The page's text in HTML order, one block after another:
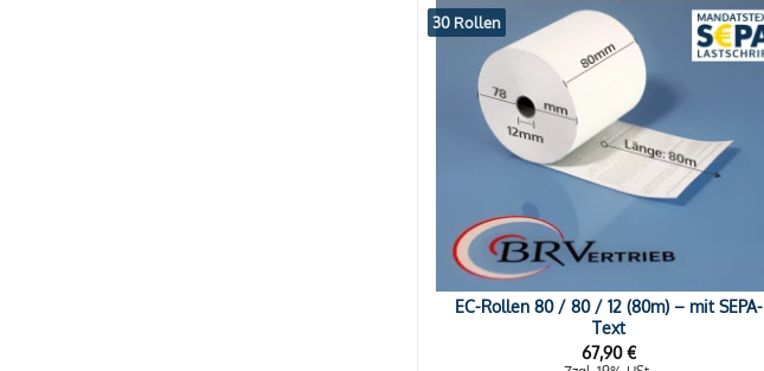
30 Rollen
EC-Rollen 80 / 80 / 12 (80m) – mit SEPA-
Text
67,90€